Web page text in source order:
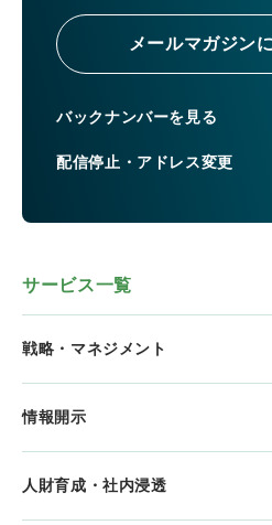
メールマガジン
バックナンバーを見る
配信停止・アドレス変更
サービス一覧
戦略・マネジメント
情報開示
人財育成・社内浸透